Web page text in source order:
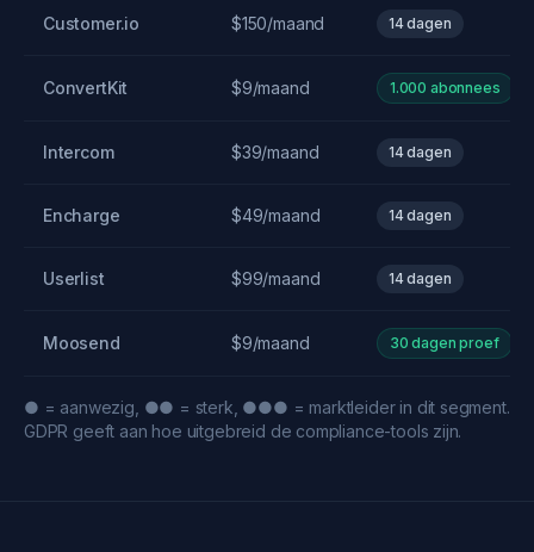
Customer.io $150/maand 14 dagen
ConvertKit $9/maand 1.000 abonnees
Intercom $39/maand 14 dagen
Encharge $49/maand 14 dagen
Userlist $99/maand 14 dagen
Moosend $9/maand 30 dagen proef
● = aanwezig, ●● = sterk, ●●● = marktleider in dit segment.
GDPR geeft aan hoe uitgebreid de compliance-tools zijn.